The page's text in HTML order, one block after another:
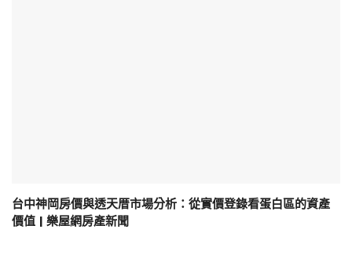
台中神岡房價與透天厝市場分析：從實價登錄看蛋白區的資產
價值 | 樂屋網房產新聞